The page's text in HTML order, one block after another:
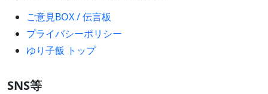
ご意見BOX / 伝言板
プライバシーポリシー
ゆり子飯 トップ
SNS等